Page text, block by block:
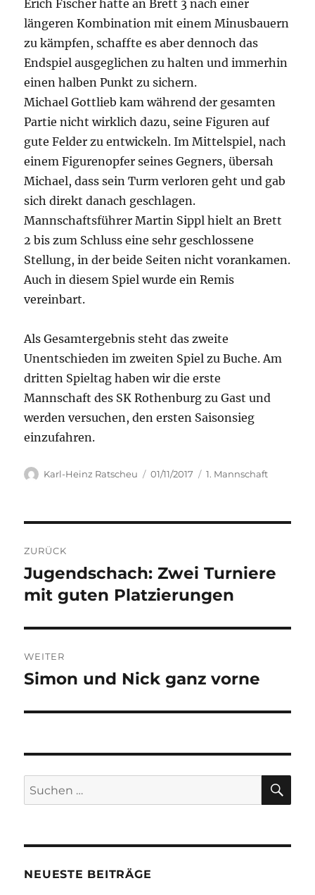
Erich Fischer hatte an Brett 3 nach einer
längeren Kombination mit einem Minusbauern
zu kämpfen, schaffte es aber dennoch das
Endspiel ausgeglichen zu halten und immerhin
einen halben Punkt zu sichern.
Michael Gottlieb kam während der gesamten
Partie nicht wirklich dazu, seine Figuren auf
gute Felder zu entwickeln. Im Mittelspiel, nach
einem Figurenopfer seines Gegners, übersah
Michael, dass sein Turm verloren geht und gab
sich direkt danach geschlagen.
Mannschaftsführer Martin Sippl hielt an Brett
2 bis zum Schluss eine sehr geschlossene
Stellung, in der beide Seiten nicht vorankamen.
Auch in diesem Spiel wurde ein Remis
vereinbart.
Als Gesamtergebnis steht das zweite
Unentschieden im zweiten Spiel zu Buche. Am
dritten Spieltag haben wir die erste
Mannschaft des SK Rothenburg zu Gast und
werden versuchen, den ersten Saisonsieg
einzufahren.
Autor
Karl-Heinz Ratscheu
Veröffentlicht
01/11/2017 Kategorien
1. Mannschaft
ZURÜCK
Vorheriger
Beitrag:
Jugendschach: Zwei Turniere
mit guten Platzierungen
WEITER
Nächster
Simon und Nick ganz vorne
Suchen
nach:
NEUESTE BEITRÄGE